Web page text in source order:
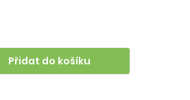
Přidat do košíku